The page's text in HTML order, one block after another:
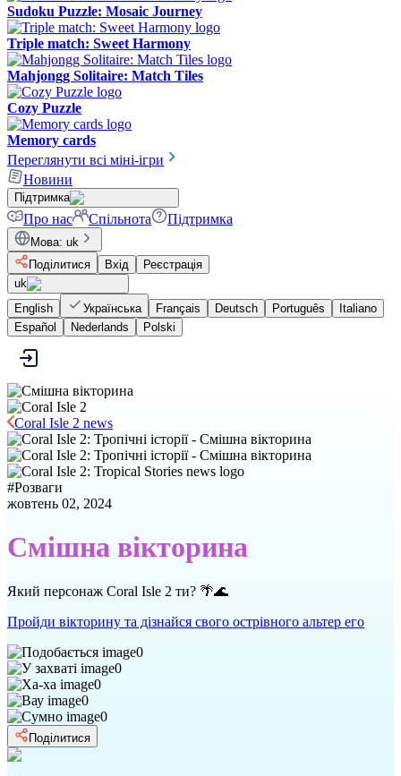
Sudoku Puzzle: Mosaic Journey
Triple match: Sweet Harmony
Mahjongg Solitaire: Match Tiles
Cozy Puzzle
Memory cards
Переглянути всі міні-ігри
Новини
Підтримка
Про нас Спільнота Підтримка
Мова: uk
Поділитися
Вхід
Реєстрація
uk
English
Українська Français Deutsch Português
Italiano
Español
Nederlands Polski
Coral Isle 2 news
#Розваги
жовтень 02, 2024
Смішна вікторина
Який персонаж Coral Isle 2 ти? 🌴🌊
Пройди вікторину та дізнайся свого острівного альтер его
0
0
0
0
0
Поділитися